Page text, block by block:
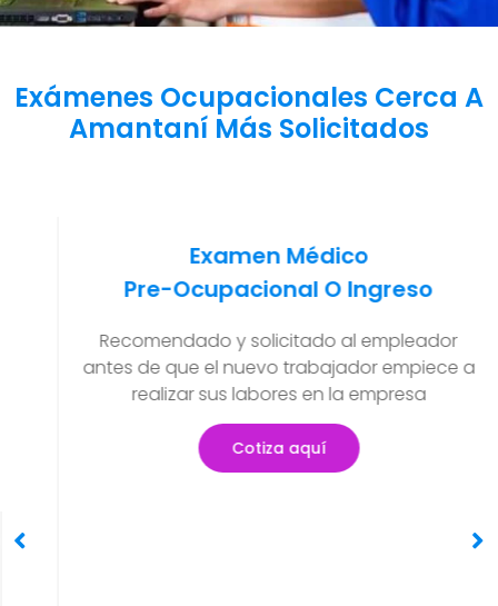
Exámenes Ocupacionales Cerca A
Amantaní Más Solicitados
Examen Médico